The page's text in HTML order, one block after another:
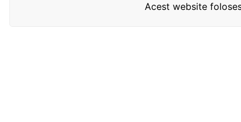
Acest website